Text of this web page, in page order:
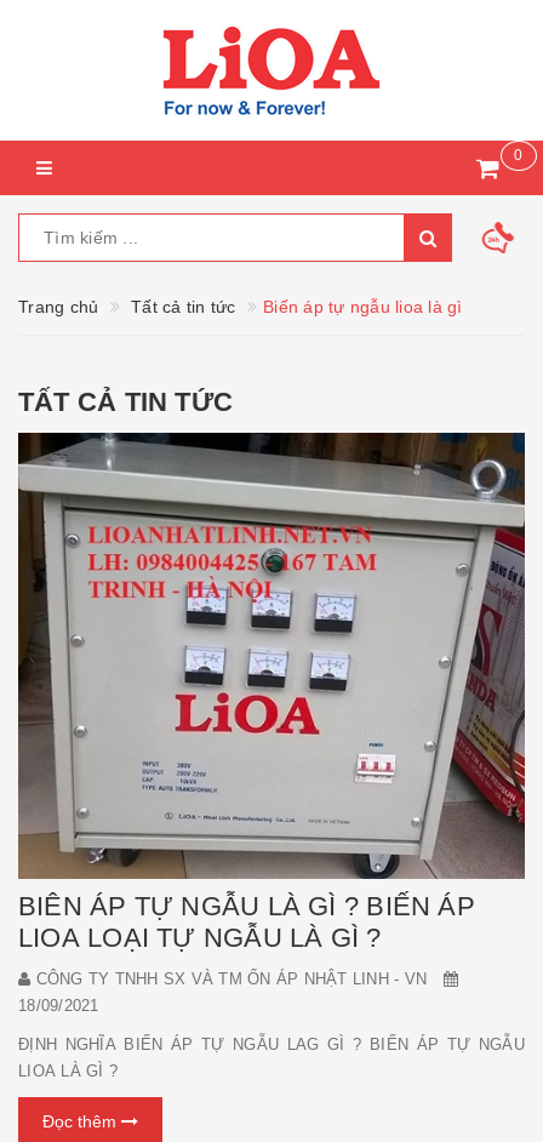
0
Trang chủ Tất cả tin tức Biến áp tự ngẫu lioa là gì
TẤT CẢ TIN TỨC
BIÊN ÁP TỰ NGẪU LÀ GÌ ? BIẾN ÁP
LIOA LOẠI TỰ NGẪU LÀ GÌ ?
CÔNG TY TNHH SX VÀ TM ỔN ÁP NHẬT LINH - VN
18/09/2021
ĐỊNH NGHĨA BIẾN ÁP TỰ NGẪU LAG GÌ ? BIẾN ÁP TỰ NGẪU
LIOA LÀ GÌ ?
Đọc thêm